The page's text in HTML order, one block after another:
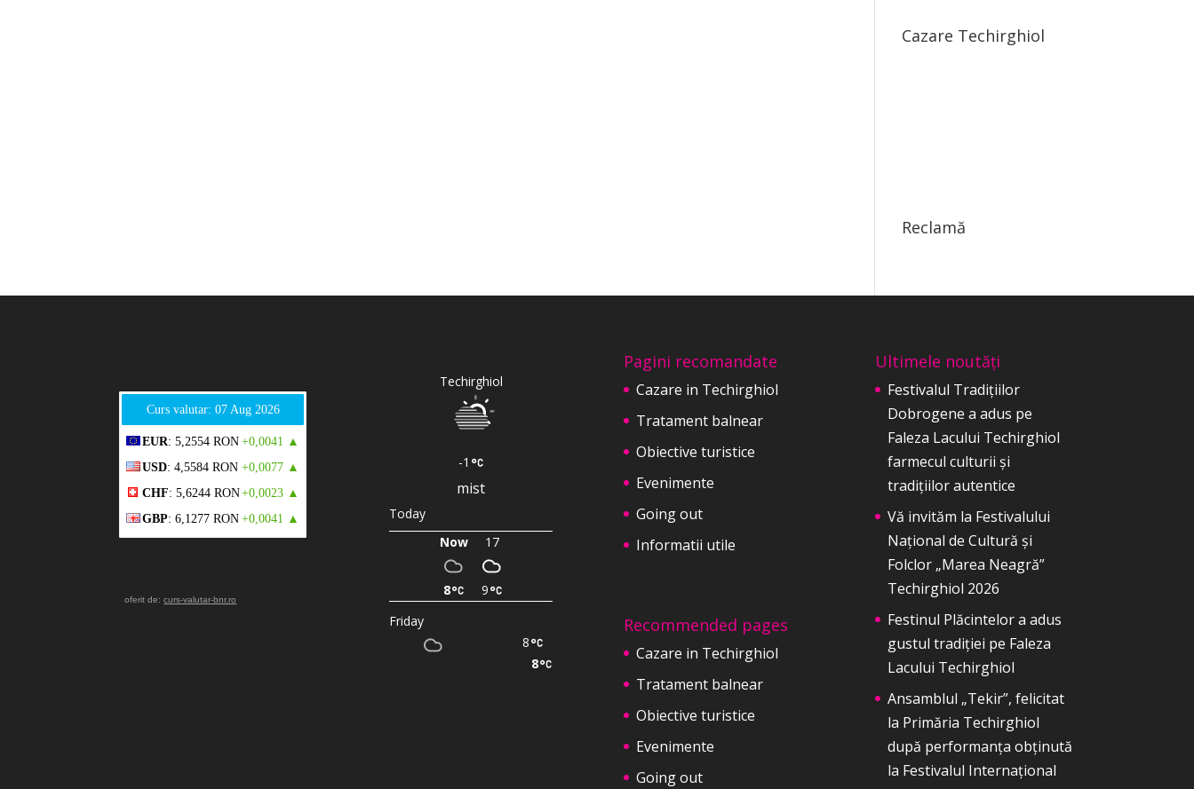
Cazare Techirghiol
Reclamă
Curs valutar: 07 Aug 2026
EUR: 5,2554 RON +0,0041 ▲
USD: 4,5584 RON +0,0077 ▲
CHF: 5,6244 RON+0,0023 ▲
GBP: 6,1277 RON +0,0041 ▲
oferit de:curs-valutar-bnr.ro
Techirghiol
-1
mist
Today
Now
8
17
9
Friday
8
8
Pagini recomandate
Cazare in Techirghiol
Tratament balnear
Obiective turistice
Evenimente
Going out
Informatii utile
Recommended pages
Cazare in Techirghiol
Tratament balnear
Obiective turistice
Evenimente
Going out
Ultimele noutăți
Festivalul Tradițiilor
Dobrogene a adus pe
Faleza Lacului Techirghiol
farmecul culturii și
tradițiilor autentice
Vă invităm la Festivalului
Național de Cultură și
Folclor „Marea Neagră”
Techirghiol 2026
Festinul Plăcintelor a adus
gustul tradiției pe Faleza
Lacului Techirghiol
Ansamblul „Tekir”, felicitat
la Primăria Techirghiol
după performanța obținută
la Festivalul Internațional